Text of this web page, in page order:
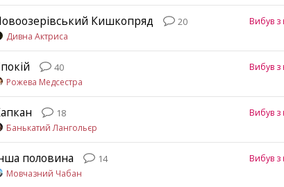
Кишкопряд 20
Вибув з
Дивна Актриса
40
Вибув з
Рожева Медсестра
18
Вибув з
Банькатий Лангольєр
половина 14
Вибув з
Мовчазний Чабан